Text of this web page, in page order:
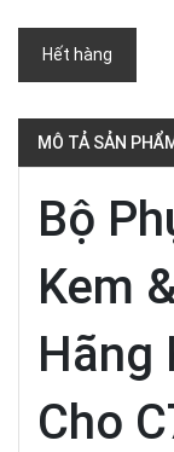
Hết hàng
MÔ TẢ SẢN
Bộ
Kem
Hãng
Cho